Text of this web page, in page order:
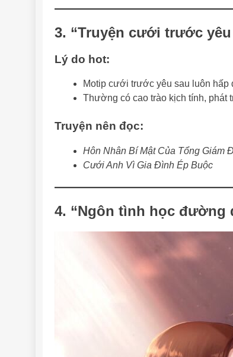
3. “Truyện cưới trước yêu
Lý do hot:
Motip cưới trước yêu sau luôn hấp
Thường có cao trào kịch tính, phát
Truyện nên đọc:
Hôn Nhân Bí Mật Của Tổng Giám
Cưới Anh Vì Gia Đình Ép Buộc
4. “Ngôn tình học đường